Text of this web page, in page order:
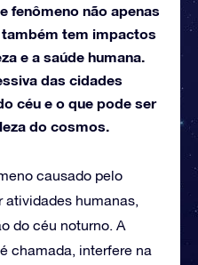
fenômeno não apenas
tem impactos
e a saúde humana.
das cidades
céu e o que pode ser
do cosmos.
causado pelo
atividades humanas,
do céu noturno. A
chamada, interfere na